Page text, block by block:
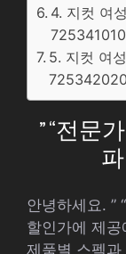
4. 지컷 여
5. 지컷 여
” “전문
안녕하세요. ”
할인가에 제
제품별 스펙